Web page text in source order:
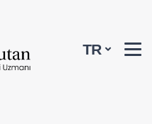
TR